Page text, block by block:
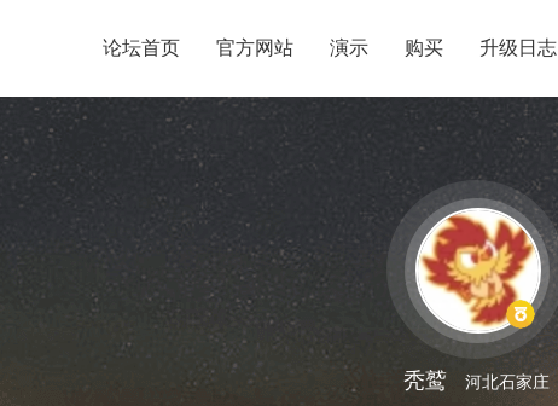
论坛首页 官方网站 演示 购买 升级日志
秃鹫 河北石家庄